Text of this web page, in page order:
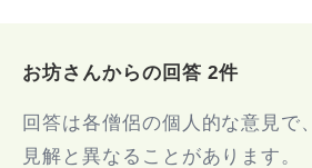
お坊さんからの回答 2件
回答は各僧侶の個人的な意見で
見解と異なることがあります。